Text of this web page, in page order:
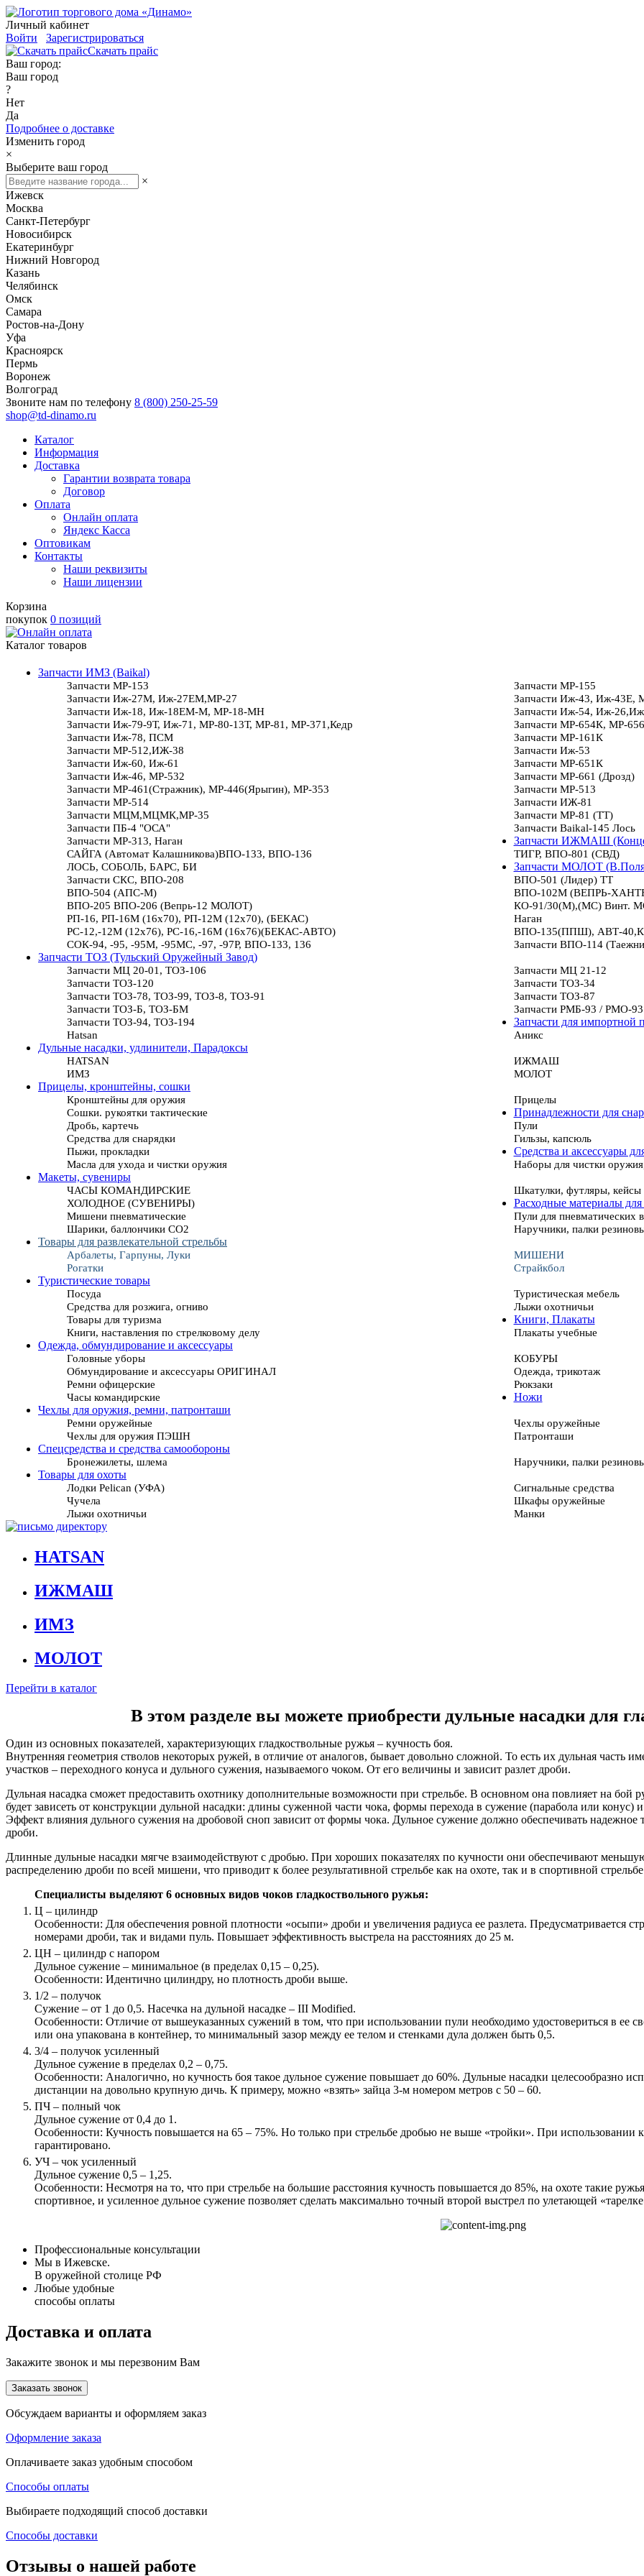
Личный кабинет
Войти
Зарегистрироваться
Скачать прайс
Ваш город:
Ваш город
?
Нет
Да
Подробнее о доставке
Изменить город
×
Выберите ваш город
×
Ижевск
Москва
Санкт-Петербург
Новосибирск
Екатеринбург
Нижний Новгород
Казань
Челябинск
Омск
Самара
Ростов-на-Дону
Уфа
Красноярск
Пермь
Воронеж
Волгоград
Звоните нам по телефону 8 (800) 250-25-59
shop@td-dinamo.ru
Каталог
Информация
Доставка
Гарантии возврата товара
Договор
Оплата
Онлайн оплата
Яндекс Касса
Оптовикам
Контакты
Наши реквизиты
Наши лицензии
Корзина
покупок 0 позиций
Каталог товаров
Запчасти ИМЗ (Baikal)
Запчасти МР-153
Запчасти МР-155
Запчасти Иж-27М, Иж-27ЕМ,МР-27
Запчасти Иж-43, Иж-43Е,
Запчасти Иж-18, Иж-18ЕМ-М, МР-18-МН
Запчасти Иж-54, Иж-
Запчасти Иж-79-9Т, Иж-71, МР-80-13Т, МР-81, МР-371,Кедр
Запчасти МР-654К, МР-
Запчасти Иж-78, ПСМ
Запчасти МР-161К
Запчасти МР-512,ИЖ-38
Запчасти Иж-53
Запчасти Иж-60, Иж-61
Запчасти МР-651К
Запчасти Иж-46, МР-532
Запчасти МР-661 (Дрозд)
Запчасти МР-461(Стражник), МР-446(Ярыгин), МР-353
Запчасти МР-513
Запчасти МР-514
Запчасти ИЖ-81
Запчасти МЦМ,МЦМК,МР-35
Запчасти МР-81 (ТТ)
Запчасти ПБ-4 "ОСА"
Запчасти Baikal-145 Лось
Запчасти МР-313, Наган
Запчасти ИЖМАШ
САЙГА (Автомат Калашникова)ВПО-133, ВПО-136
ТИГР, ВПО-801 (СВД)
ЛОСЬ, СОБОЛЬ, БАРС, БИ
Запчасти МОЛОТ
Запчасти СКС, ВПО-208
ВПО-501 (Лидер) ТТ
ВПО-504 (АПС-М)
ВПО-102М (ВЕПРЬ-
ВПО-205 ВПО-206 (Вепрь-12 МОЛОТ)
КО-91/30(М),(МС) Винт.
РП-16, РП-16М (16х70), РП-12М (12х70), (БЕКАС)
Наган
РС-12,-12М (12х76), РС-16,-16М (16х76)(БЕКАС-АВТО)
ВПО-135(ППШ), АВТ-
СОК-94, -95, -95М, -95МС, -97, -97Р, ВПО-133, 136
Запчасти ВПО-114
Запчасти ТОЗ (Тульский Оружейный Завод)
Запчасти МЦ 20-01, ТОЗ-106
Запчасти МЦ 21-12
Запчасти ТОЗ-120
Запчасти ТОЗ-34
Запчасти ТОЗ-78, ТОЗ-99, ТОЗ-8, ТОЗ-91
Запчасти ТОЗ-87
Запчасти ТОЗ-Б, ТОЗ-БМ
Запчасти РМБ-93 / РМО-93
Запчасти ТОЗ-94, ТОЗ-194
Запчасти для импортной
Hatsan
Аникс
Дульные насадки, удлинители, Парадоксы
HATSAN
ИЖМАШ
ИМЗ
МОЛОТ
Прицелы, кронштейны, сошки
Кронштейны для оружия
Прицелы
Сошки. рукоятки тактические
Принадлежности для
Дробь, картечь
Пули
Средства для снарядки
Гильзы, капсюль
Пыжи, прокладки
Средства и аксессуары
Масла для ухода и чистки оружия
Наборы для чистки
Макеты, сувениры
ЧАСЫ КОМАНДИРСКИЕ
Шкатулки, футляры, кейсы
ХОЛОДНОЕ (СУВЕНИРЫ)
Расходные материалы
Мишени пневматические
Пули для пневматических
Шарики, баллончики СО2
Наручники, палки
Товары для развлекательной стрельбы
Арбалеты, Гарпуны, Луки
МИШЕНИ
Рогатки
Страйкбол
Туристические товары
Посуда
Туристическая мебель
Средства для розжига, огниво
Лыжи охотничьи
Товары для туризма
Книги, Плакаты
Книги, наставления по стрелковому делу
Плакаты учебные
Одежда, обмундирование и аксессуары
Головные уборы
КОБУРЫ
Обмундирование и аксессуары ОРИГИНАЛ
Одежда, трикотаж
Ремни офицерские
Рюкзаки
Часы командирские
Ножи
Чехлы для оружия, ремни, патронташи
Ремни оружейные
Чехлы оружейные
Чехлы для оружия ПЭШН
Патронташи
Спецсредства и средства самообороны
Бронежилеты, шлема
Наручники, палки
Товары для охоты
Лодки Pelican (УФА)
Сигнальные средства
Чучела
Шкафы оружейные
Лыжи охотничьи
Манки
HATSAN
ИЖМАШ
ИМЗ
МОЛОТ
Перейти в каталог
В этом разделе вы можете приобрести дульные насадки для
Один из основных показателей, характеризующих гладкоствольные ружья – кучность боя.
Внутренняя геометрия стволов некоторых ружей, в отличие от аналогов, бывает довольно сложной. То есть их дульная часть
участков – переходного конуса и дульного сужения, называемого чоком. От его величины и зависит разлет дроби.
Дульная насадка сможет предоставить охотнику дополнительные возможности при стрельбе. В основном она повлияет на бой
будет зависеть от конструкции дульной насадки: длины суженной части чока, формы перехода в сужение (парабола или конус) и
Эффект влияния дульного сужения на дробовой сноп зависит от формы чока. Дульное сужение должно обеспечивать
дроби.
Длинные дульные насадки мягче взаимодействуют с дробью. При хороших показателях по кучности они обеспечивают
распределению дроби по всей мишени, что приводит к более результативной стрельбе как на охоте, так и в спортивной
Специалисты выделяют 6 основных видов чоков гладкоствольного ружья:
Ц – цилиндр
Особенности: Для обеспечения ровной плотности «осыпи» дроби и увеличения радиуса ее разлета. Предусматривается
номерами дроби, так и видами пуль. Повышает эффективность выстрела на расстояниях до 25 м.
ЦН – цилиндр с напором
Дульное сужение – минимальное (в пределах 0,15 – 0,25).
Особенности: Идентично цилиндру, но плотность дроби выше.
1/2 – получок
Сужение – от 1 до 0,5. Насечка на дульной насадке – III Modified.
Особенности: Отличие от вышеуказанных сужений в том, что при использовании пули необходимо удостовериться в ее
или она упакована в контейнер, то минимальный зазор между ее телом и стенками дула должен быть 0,5.
3/4 – получок усиленный
Дульное сужение в пределах 0,2 – 0,75.
Особенности: Аналогично, но кучность боя такое дульное сужение повышает до 60%. Дульные насадки целесообразно
дистанции на довольно крупную дичь. К примеру, можно «взять» зайца 3-м номером метров с 50 – 60.
ПЧ – полный чок
Дульное сужение от 0,4 до 1.
Особенности: Кучность повышается на 65 – 75%. Но только при стрельбе дробью не выше «тройки». При использовании
гарантировано.
УЧ – чок усиленный
Дульное сужение 0,5 – 1,25.
Особенности: Несмотря на то, что при стрельбе на большие расстояния кучность повышается до 85%, на охоте такие
спортивное, и усиленное дульное сужение позволяет сделать максимально точный второй выстрел по улетающей
Профессиональные консультации
Мы в Ижевске.
В оружейной столице РФ
Любые удобные
способы оплаты
Доставка и оплата
Закажите звонок и мы перезвоним Вам
Заказать звонок
Обсуждаем варианты и оформляем заказ
Оформление заказа
Оплачиваете заказ удобным способом
Способы оплаты
Выбираете подходящий способ доставки
Способы доставки
Отзывы о нашей работе